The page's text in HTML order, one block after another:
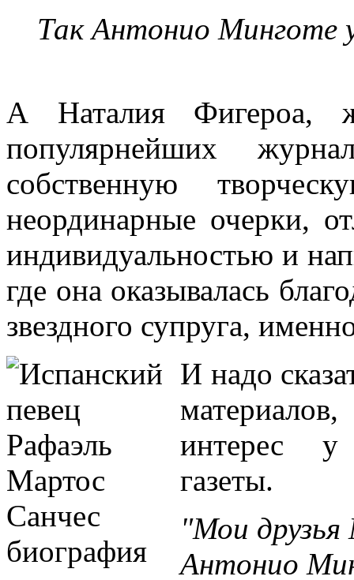
Так Антонио Минготе
А Наталия Фигероа,
популярнейших
собственную
неординарные очерки,
индивидуальностью и
где она оказывалась
звездного супруга,
И надо
интерес у
газеты.
"Мои
Антонио